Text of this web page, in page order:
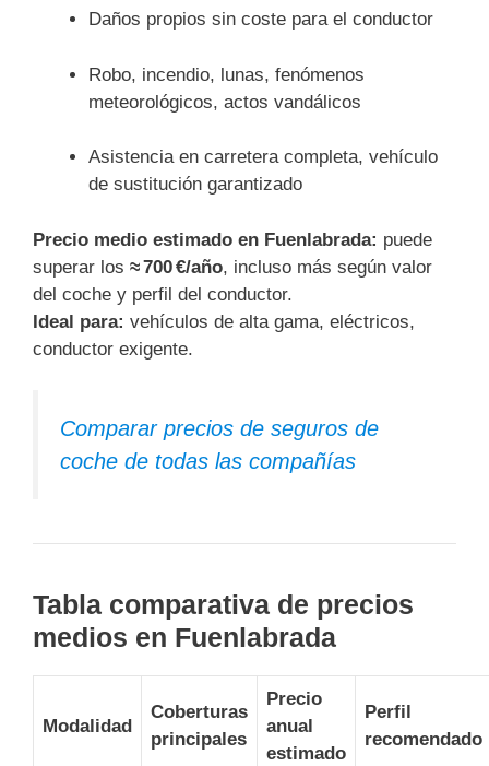
Daños propios sin coste para el conductor
Robo, incendio, lunas, fenómenos
meteorológicos, actos vandálicos
Asistencia en carretera completa, vehículo
de sustitución garantizado
Precio medio estimado en Fuenlabrada: puede
superar los ≈ 700 €/año, incluso más según valor
del coche y perfil del conductor.
Ideal para: vehículos de alta gama, eléctricos,
conductor exigente.
Comparar precios de seguros de
coche de todas las compañías
Tabla comparativa de precios
medios en Fuenlabrada
Modalidad
Coberturas
principales
Precio
anual
estimado
Perfil
recomendado